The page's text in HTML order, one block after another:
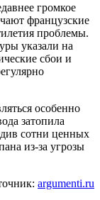
громкое
французские
проблемы.
указали на
сбои и
особенно
затопила
сотни ценных
из-за угрозы
argumenti.ru